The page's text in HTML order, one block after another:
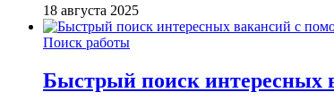
18 августа 2025
Поиск работы
Быстрый поиск интересных